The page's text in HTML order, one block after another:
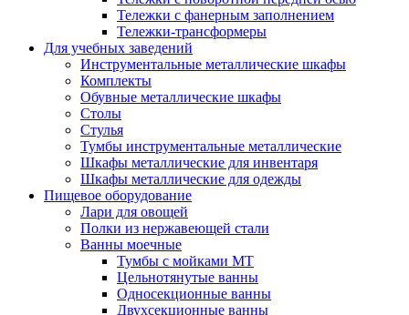
Тележки с фанерным заполнением
Тележки-трансформеры
Для учебных заведений
Инструментальные металлические шкафы
Комплекты
Обувные металлические шкафы
Столы
Стулья
Тумбы инструментальные металлические
Шкафы металлические для инвентаря
Шкафы металлические для одежды
Пищевое оборудование
Лари для овощей
Полки из нержавеющей стали
Ванны моечные
Тумбы с мойками МТ
Цельнотянутые ванны
Односекционные ванны
Двухсекционные ванны